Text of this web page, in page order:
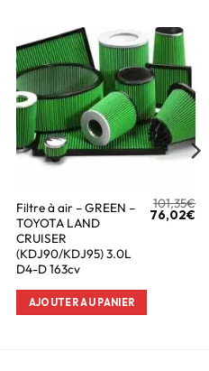
Filtre à air – GREEN –
TOYOTA LAND
CRUISER
(KDJ90/KDJ95) 3.0L
D4-D 163cv
101,35€
76,02€
AJOUTER AU PANIER